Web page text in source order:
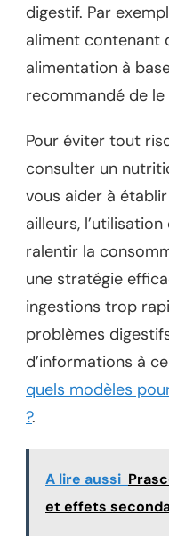
digestif. Par
aliment contenant
alimentation à
recommandé de
Pour éviter tout
consulter un
vous aider à
ailleurs, l’utilisation
ralentir la
une stratégie
ingestions trop
problèmes
d’informations à
quels modèles
?.
A lire aussi
et effets